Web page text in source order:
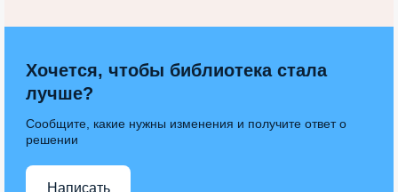
Хочется, чтобы библиотека стала
лучше?
Сообщите, какие нужны изменения и получите ответ о
решении
Написать